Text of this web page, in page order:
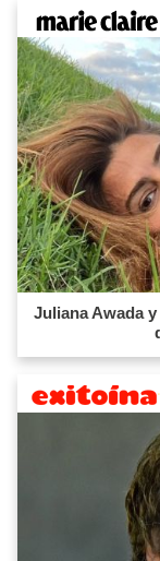
Juliana Awada